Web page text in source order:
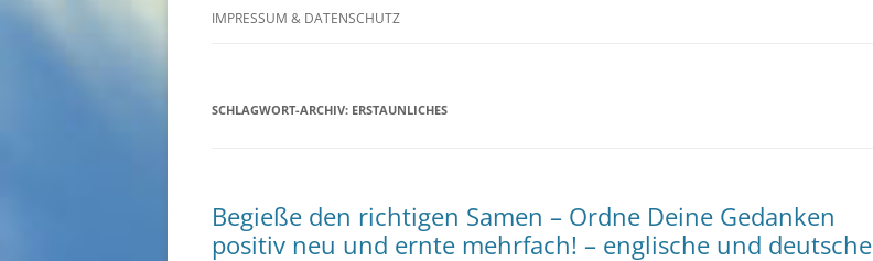
IMPRESSUM & DATENSCHUTZ
SCHLAGWORT-ARCHIV: ERSTAUNLICHES
Begieße den richtigen Samen – Ordne Deine Gedanken
positiv neu und ernte mehrfach! – englische und deutsche